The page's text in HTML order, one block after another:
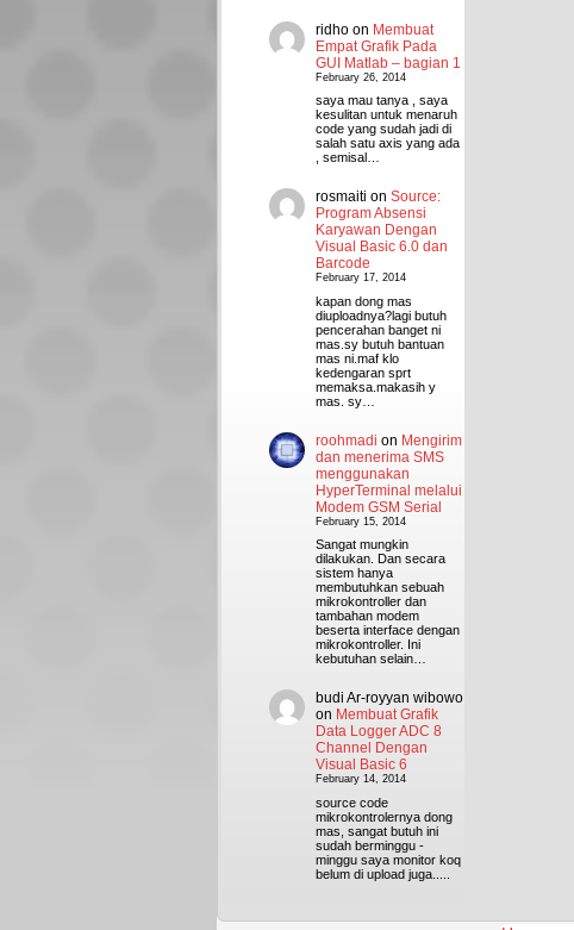
ridho on Membuat
Empat Grafik Pada
GUI Matlab – bagian 1
February 26, 2014
saya mau tanya , saya
kesulitan untuk menaruh
code yang sudah jadi di
salah satu axis yang ada
, semisal…
rosmaiti on Source:
Program Absensi
Karyawan Dengan
Visual Basic 6.0 dan
Barcode
February 17, 2014
kapan dong mas
diuploadnya?lagi butuh
pencerahan banget ni
mas.sy butuh bantuan
mas ni.maf klo
kedengaran sprt
memaksa.makasih y
mas. sy…
roohmadi on Mengirim
dan menerima SMS
menggunakan
HyperTerminal melalui
Modem GSM Serial
February 15, 2014
Sangat mungkin
dilakukan. Dan secara
sistem hanya
membutuhkan sebuah
mikrokontroller dan
tambahan modem
beserta interface dengan
mikrokontroller. Ini
kebutuhan selain…
budi Ar-royyan wibowo
on Membuat Grafik
Data Logger ADC 8
Channel Dengan
Visual Basic 6
February 14, 2014
source code
mikrokontrolernya dong
mas, sangat butuh ini
sudah berminggu -
minggu saya monitor koq
belum di upload juga.....